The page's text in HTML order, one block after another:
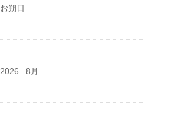
お朔日
2026 . 8月